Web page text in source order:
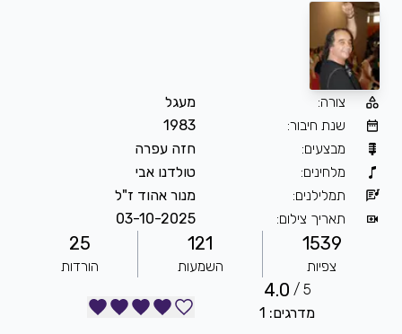
צורה:
מעגל
שנת חיבור:
1983
מבצעים:
חזה עפרה
מלחינים:
טולדנו אבי
תמלילנים:
מנור אהוד ז"ל
תאריך צילום:
03-10-2025
1539
צפיות
121
השמעות
25
הורדות
5 /
4.0
מדרגים: 1